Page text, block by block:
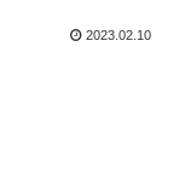
2023.02.10